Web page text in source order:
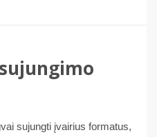
sujungti įvairius formatus,